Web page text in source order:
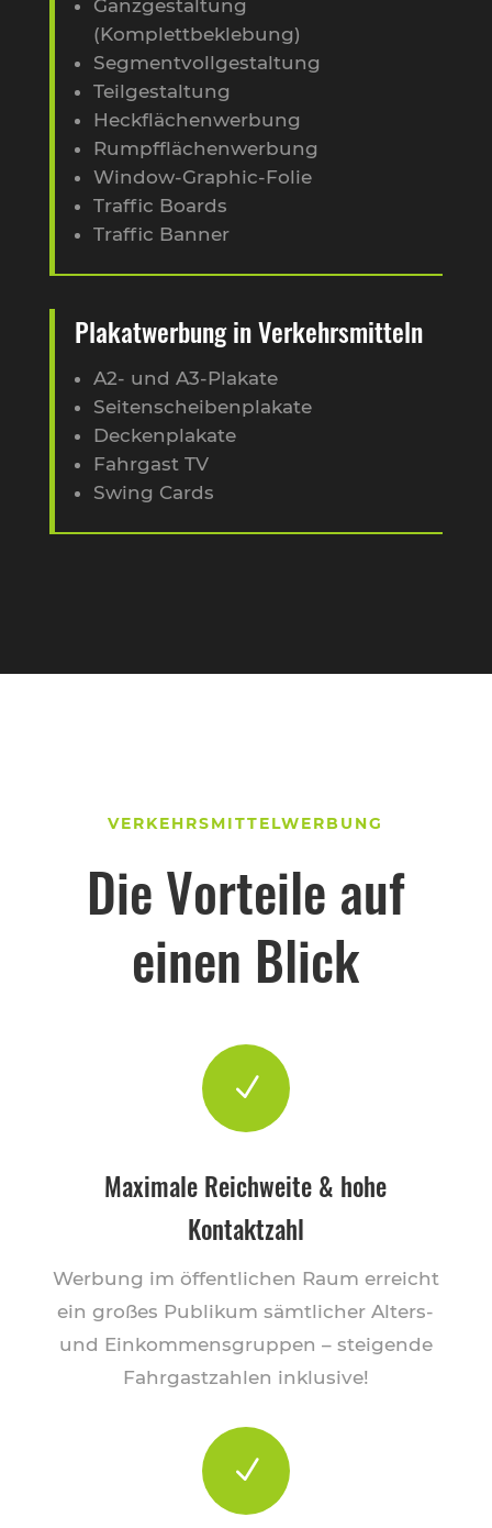
Ganzgestaltung
(Komplettbeklebung)
Segmentvollgestaltung
Teilgestaltung
Heckflächenwerbung
Rumpfflächenwerbung
Window-Graphic-Folie
Traffic Boards
Traffic Banner
Plakatwerbung in Verkehrsmitteln
A2- und A3-Plakate
Seitenscheibenplakate
Deckenplakate
Fahrgast TV
Swing Cards​
VERKEHRSMITTELWERBUNG
Die Vorteile auf
einen Blick
N
Maximale Reichweite & hohe
Kontaktzahl
Werbung im öffentlichen Raum erreicht
ein großes Publikum sämtlicher Alters-
und Einkommensgruppen – steigende
Fahrgastzahlen inklusive!
N